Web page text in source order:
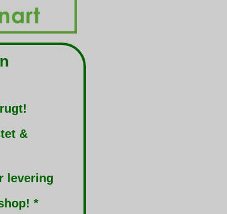
&
levering
*